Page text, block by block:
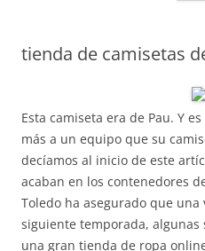
tienda de camisetas
Esta camiseta era de Pau. Y
más a un equipo que su
decíamos al inicio de este
acaban en los contenedores
Toledo ha asegurado que
siguiente temporada, algunas
una gran tienda de ropa